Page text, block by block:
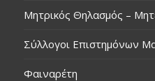
Μητρικός Θηλασμός –
Σύλλογοι Επιστημόνων
Φαιναρέτη